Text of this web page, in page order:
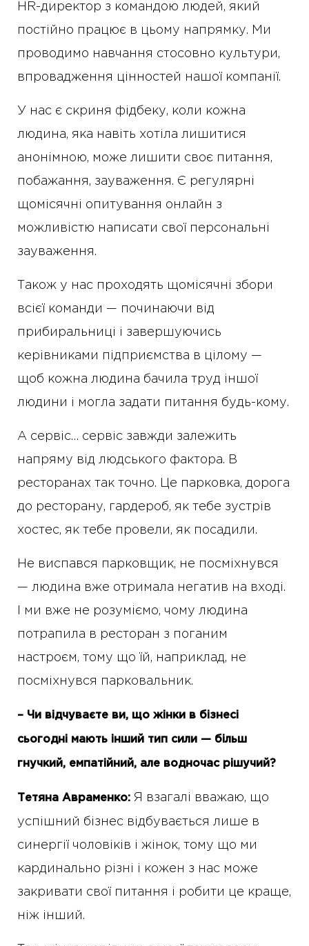
HR-директор з командою людей, який
постійно працює в цьому напрямку. Ми
проводимо навчання стосовно культури,
впровадження цінностей нашої компанії.
У нас є скриня фідбеку, коли кожна
людина, яка навіть хотіла лишитися
анонімною, може лишити своє питання,
побажання, зауваження. Є регулярні
щомісячні опитування онлайн з
можливістю написати свої персональні
зауваження.
Також у нас проходять щомісячні збори
всієї команди — починаючи від
прибиральниці і завершуючись
керівниками підприємства в цілому —
щоб кожна людина бачила труд іншої
людини і могла задати питання будь-кому.
А сервіс… сервіс завжди залежить
напряму від людського фактора. В
ресторанах так точно. Це парковка, дорога
до ресторану, гардероб, як тебе зустрів
хостес, як тебе провели, як посадили.
Не виспався парковщик, не посміхнувся
— людина вже отримала негатив на вході.
І ми вже не розуміємо, чому людина
потрапила в ресторан з поганим
настроєм, тому що їй, наприклад, не
посміхнувся парковальник.
– Чи відчуваєте ви, що жінки в бізнесі
сьогодні мають інший тип сили — більш
гнучкий, емпатійний, але водночас рішучий?
Тетяна Авраменко: Я взагалі вважаю, що
успішний бізнес відбувається лише в
синергії чоловіків і жінок, тому що ми
кардинально різні і кожен з нас може
закривати свої питання і робити це краще,
ніж інший.